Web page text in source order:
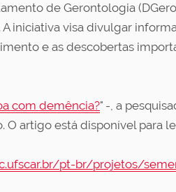
de Gerontologia
iniciativa visa divulgar
e as descobertas
com demência?" -, a
O artigo está disponível para
pt-br/projetos/